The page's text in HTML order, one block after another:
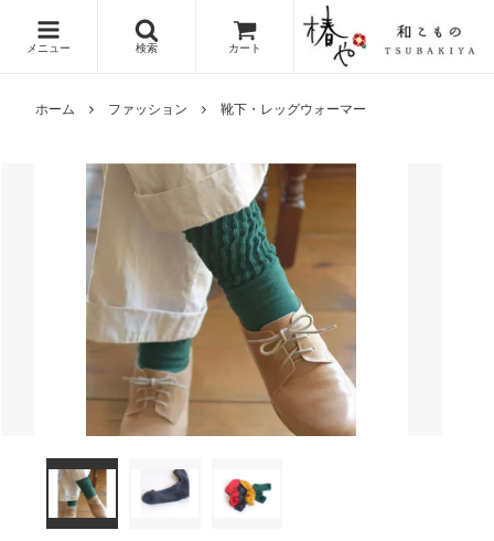
メニュー 検索 カート
ホーム ファッション 靴下・レッグウォーマー